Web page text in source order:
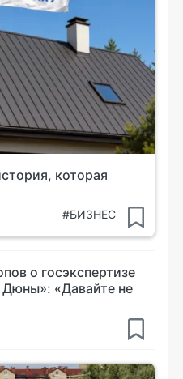
которая
#БИЗНЕС
о госэкспертизе
«Давайте не